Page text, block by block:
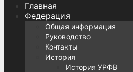
Главная
Федерация
Общая информация
Руководство
Контакты
История
История УРФВ